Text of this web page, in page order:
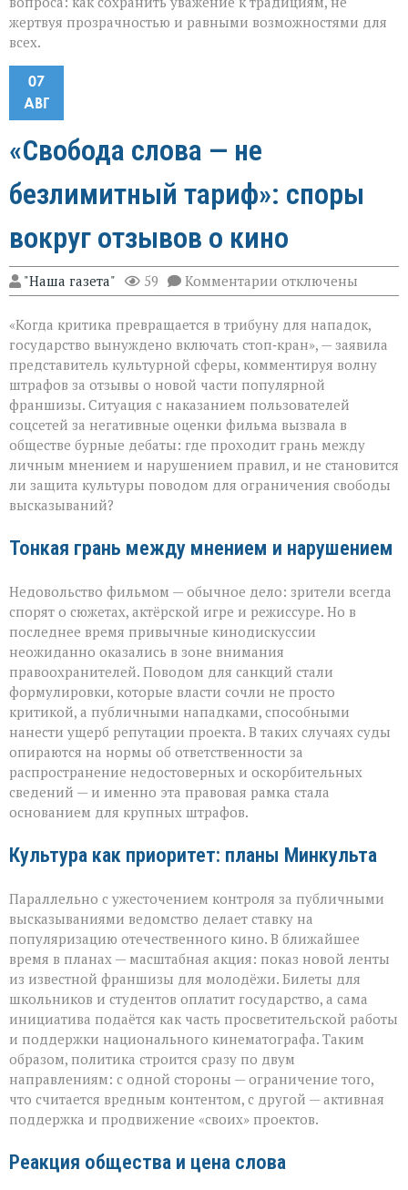
жертвуя прозрачностью и равными возможностями для
всех.
07
АВГ
«Свобода слова — не
безлимитный тариф»: споры
вокруг отзывов о кино
"Наша газета" 59 Комментарии к
записи
слова — не
безлимитный
тариф»:
споры
вокруг
отзывов
о
кино
отключены
«Когда критика превращается в трибуну для нападок,
государство вынуждено включать стоп‑кран», — заявила
представитель культурной сферы, комментируя волну
штрафов за отзывы о новой части популярной
франшизы. Ситуация с наказанием пользователей
соцсетей за негативные оценки фильма вызвала в
обществе бурные дебаты: где проходит грань между
личным мнением и нарушением правил, и не становится
ли защита культуры поводом для ограничения свободы
высказываний?
Тонкая грань между мнением и нарушением
Недовольство фильмом — обычное дело: зрители всегда
спорят о сюжетах, актёрской игре и режиссуре. Но в
последнее время привычные кинодискуссии
неожиданно оказались в зоне внимания
правоохранителей. Поводом для санкций стали
формулировки, которые власти сочли не просто
критикой, а публичными нападками, способными
нанести ущерб репутации проекта. В таких случаях суды
опираются на нормы об ответственности за
распространение недостоверных и оскорбительных
сведений — и именно эта правовая рамка стала
основанием для крупных штрафов.
Культура как приоритет: планы Минкульта
Параллельно с ужесточением контроля за публичными
высказываниями ведомство делает ставку на
популяризацию отечественного кино. В ближайшее
время в планах — масштабная акция: показ новой ленты
из известной франшизы для молодёжи. Билеты для
школьников и студентов оплатит государство, а сама
инициатива подаётся как часть просветительской работы
и поддержки национального кинематографа. Таким
образом, политика строится сразу по двум
направлениям: с одной стороны — ограничение того,
что считается вредным контентом, с другой — активная
поддержка и продвижение «своих» проектов.
Реакция общества и цена слова